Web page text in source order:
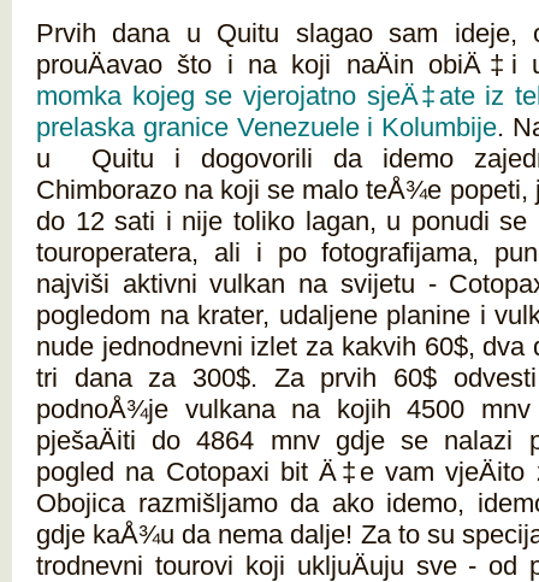
Prvih dana u Quitu slagao sam ideje,
prouÄavao što i na koji naÄin obiÄ‡i
momka kojeg se vjerojatno sjeÄ‡ate iz
prelaska granice Venezuele i Kolumbije.
u Quitu i dogovorili da idemo
Chimborazo na koji se malo teÅ¾e popeti,
do 12 sati i nije toliko lagan, u ponudi se
touroperatera, ali i po fotografijama,
najviši aktivni vulkan na svijetu -
pogledom na krater, udaljene planine i
nude jednodnevni izlet za kakvih 60$, dva
tri dana za 300$. Za prvih 60$
podnoÅ¾je vulkana na kojih 4500
pješaÄiti do 4864 mnv gdje se nalazi
pogled na Cotopaxi bit Ä‡e vam vjeÄito
Obojica razmišljamo da ako idemo,
gdje kaÅ¾u da nema dalje! Za to su
trodnevni tourovi koji ukljuÄuju sve - od